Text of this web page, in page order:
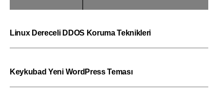
Linux Dereceli DDOS Koruma Teknikleri
Keykubad Yeni WordPress Teması